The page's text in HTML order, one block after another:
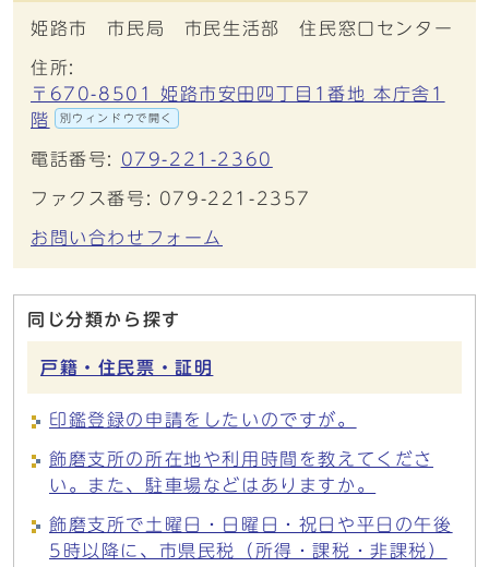
姫路市 市民局 市民生活部 住民窓口センター
住所:
〒670-8501 姫路市安田四丁目1番地 本庁舎1
階
別ウィンドウで開く
電話番号: 079-221-2360
ファクス番号: 079-221-2357
お問い合わせフォーム
同じ分類から探す
戸籍・住民票・証明
印鑑登録の申請をしたいのですが。
飾磨支所の所在地や利用時間を教えてくださ
い。また、駐車場などはありますか。
飾磨支所で土曜日・日曜日・祝日や平日の午後
5時以降に、市県民税（所得・課税・非課税）